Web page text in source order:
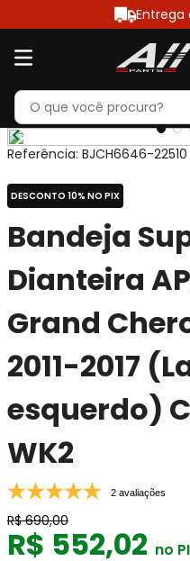
Entrega
Referência: BJCH6646-22510
DESCONTO 10% NO PIX
Bandeja
Dianteira
Grand
2011-2017
esquerdo)
WK2
2 avaliações
R$ 690,00
R$ 552,02 no